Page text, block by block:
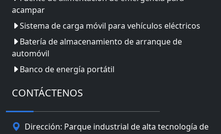
acampar
Sistema de carga móvil para vehículos eléctricos
Batería de almacenamiento de arranque de
automóvil
Banco de energía portátil
CONTÁCTENOS
Dirección: Parque industrial de alta tecnología de